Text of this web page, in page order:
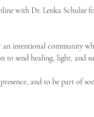
with Dr. Lenka Schulze
an intentional community
to send healing, light, and
and to be part of